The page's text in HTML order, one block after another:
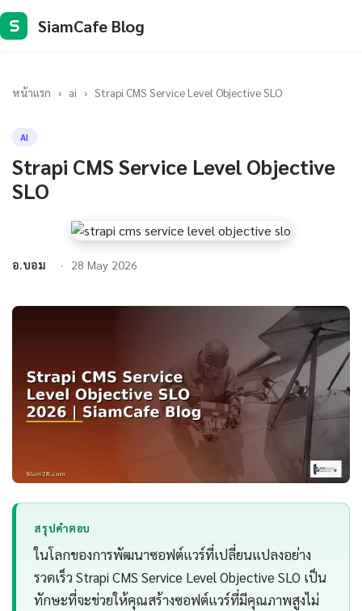
S SiamCafe Blog
หน้าแรก › ai › Strapi CMS Service Level Objective SLO
AI
Strapi CMS Service Level Objective
SLO
อ.บอม 28 May 2026
สรุปคำตอบ
ในโลกของการพัฒนาซอฟต์แวร์ที่เปลี่ยนแปลงอย่าง
รวดเร็ว Strapi CMS Service Level Objective SLO เป็น
ทักษะที่จะช่วยให้คุณสร้างซอฟต์แวร์ที่มีคุณภาพสูงไม่